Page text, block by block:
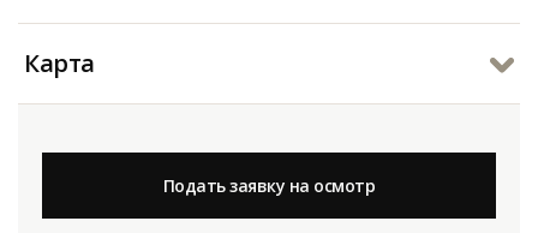
Карта
Подать заявку на осмотр